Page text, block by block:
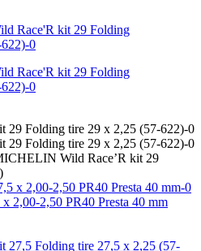
Wild Race’R kit 29
2,00-2,50 PR40 Presta 40 mm